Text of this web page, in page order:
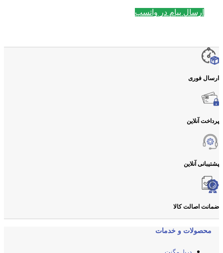
ارسال پیام در واتسپ
ارسال فوری
پرداخت آنلاین
پشتیبانی آنلاین
ضمانت اصالت کالا
محصولات و خدمات